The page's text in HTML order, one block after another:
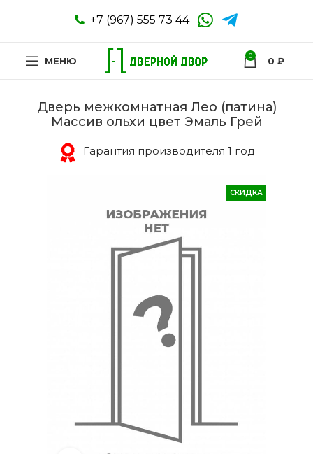
+7 (967) 555 73 44
МЕНЮ 0 0 ₽
Дверь межкомнатная Лео (патина)
Массив ольхи цвет Эмаль Грей
Гарантия производителя 1 год
СКИДКА